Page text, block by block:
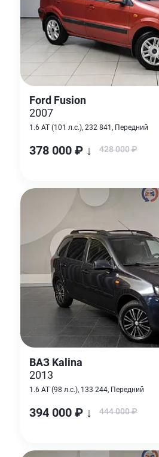
Ford Fusion
2007
1.6 AT (101 л.с.), 232 841, Передний
378 000 ₽ ↓ 428 000 ₽
ВАЗ Kalina
2013
1.6 AT (98 л.с.), 133 244, Передний
394 000 ₽ ↓ 444 000 ₽